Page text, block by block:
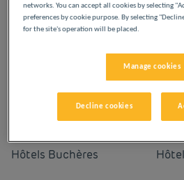
de nos hôtels pas chers dans l'Aube,
Nos villes
Hôtels Buchères
networks. You can accept all cookies by selecting
preferences by cookie purpose. By selecting
for the site's operation will be placed.
Manage cookies
Decline cookies